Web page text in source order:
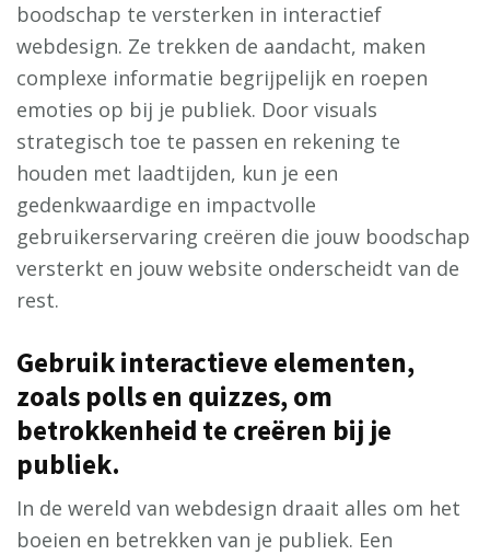
boodschap te versterken in interactief
webdesign. Ze trekken de aandacht, maken
complexe informatie begrijpelijk en roepen
emoties op bij je publiek. Door visuals
strategisch toe te passen en rekening te
houden met laadtijden, kun je een
gedenkwaardige en impactvolle
gebruikerservaring creëren die jouw boodschap
versterkt en jouw website onderscheidt van de
rest.
Gebruik interactieve elementen,
zoals polls en quizzes, om
betrokkenheid te creëren bij je
publiek.
In de wereld van webdesign draait alles om het
boeien en betrekken van je publiek. Een